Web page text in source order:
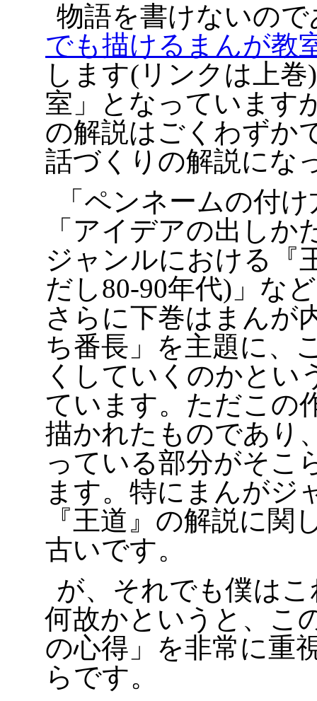
物語を書けないの
でも描けるまんが教
します(リンクは上
室」となっています
の解説はごくわずか
話づくりの解説にな
「ペンネームの付
「アイデアの出しか
ジャンルにおける『
だし80-90年代)」な
さらに下巻はまんが
ち番長」を主題に、
くしていくのかとい
ています。ただこの
描かれたものであり
っている部分がそこ
ます。特にまんがジ
『王道』の解説に関
古いです。
が、それでも僕は
何故かというと、こ
の心得」を非常に重
らです。